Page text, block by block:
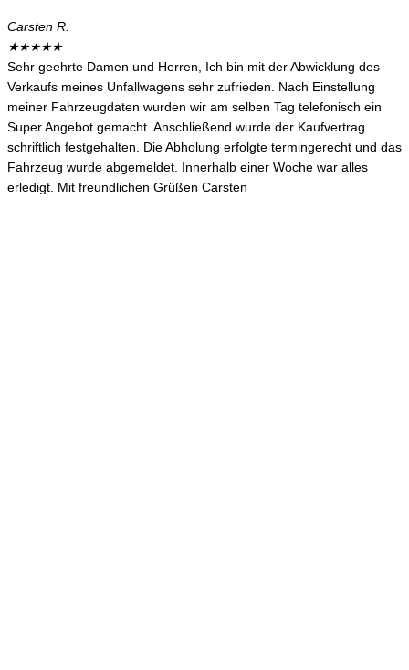
Carsten R.
★★★★★
Sehr geehrte Damen und Herren, Ich bin mit der Abwicklung des
Verkaufs meines Unfallwagens sehr zufrieden. Nach Einstellung
meiner Fahrzeugdaten wurden wir am selben Tag telefonisch ein
Super Angebot gemacht. Anschließend wurde der Kaufvertrag
schriftlich festgehalten. Die Abholung erfolgte termingerecht und das
Fahrzeug wurde abgemeldet. Innerhalb einer Woche war alles
erledigt. Mit freundlichen Grüßen Carsten